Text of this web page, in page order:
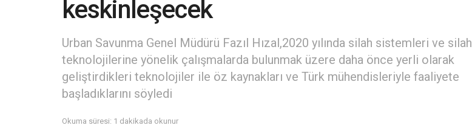
keskinleşecek
Urban Savunma Genel Müdürü Fazıl Hızal,2020 yılında silah sistemleri ve silah
teknolojilerine yönelik çalışmalarda bulunmak üzere daha önce yerli olarak
geliştirdikleri teknolojiler ile öz kaynakları ve Türk mühendisleriyle faaliyete
başladıklarını söyledi
Okuma süresi: 1 dakikada okunur